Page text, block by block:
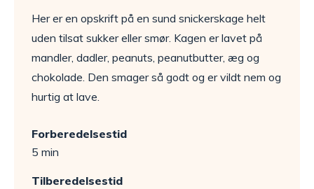
Her er en opskrift på en sund snickerskage helt
uden tilsat sukker eller smør. Kagen er lavet på
mandler, dadler, peanuts, peanutbutter, æg og
chokolade. Den smager så godt og er vildt nem og
hurtig at lave.
Forberedelsestid
5 min
Tilberedelsestid